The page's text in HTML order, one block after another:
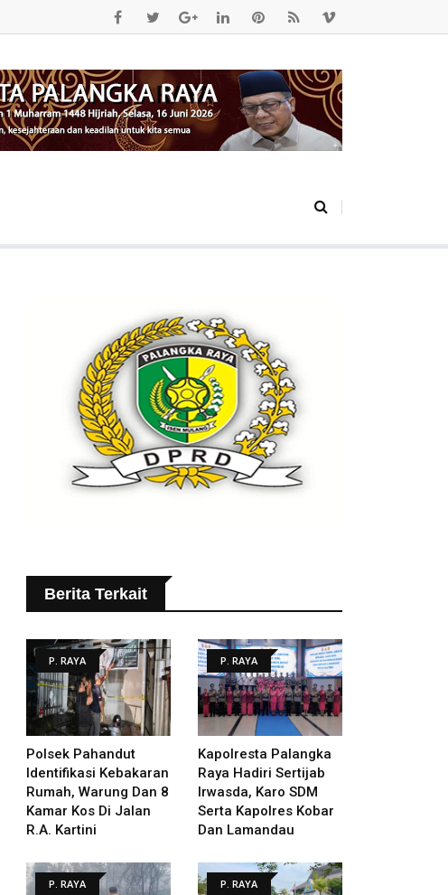
Berita Terkait
P. RAYA
Polsek Pahandut
Identifikasi Kebakaran
Rumah, Warung Dan 8
Kamar Kos Di Jalan
R.A. Kartini
P. RAYA
Kapolresta Palangka
Raya Hadiri Sertijab
Irwasda, Karo SDM
Serta Kapolres Kobar
Dan Lamandau
P. RAYA P. RAYA